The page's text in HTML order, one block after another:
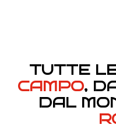
TUTTE
CAMPO,
DAL